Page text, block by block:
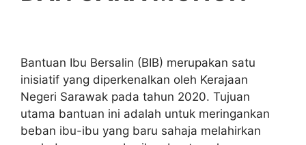
Bantuan Ibu Bersalin (BIB) merupakan satu
inisiatif yang diperkenalkan oleh Kerajaan
Negeri Sarawak pada tahun 2020. Tujuan
utama bantuan ini adalah untuk meringankan
beban ibu-ibu yang baru sahaja melahirkan